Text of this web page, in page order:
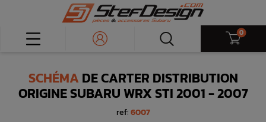
0
SCHÉMA DE CARTER DISTRIBUTION
ORIGINE SUBARU WRX STI 2001 - 2007
ref:6007